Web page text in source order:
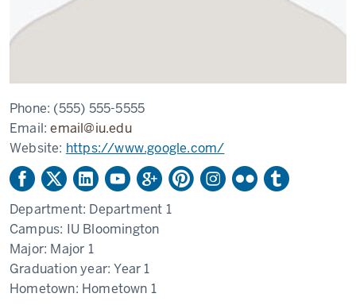
Phone: (555) 555-5555
Email:email@iu.edu
Website: https://www.google.com/
Department: Department 1
Campus: IU Bloomington
Major: Major 1
Graduation year:Year 1
Hometown: Hometown 1